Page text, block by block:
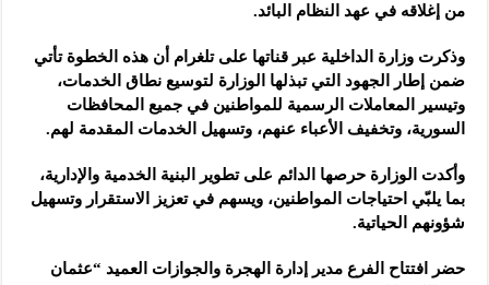
من إغلاقه في عهد النظام البائد.
وذكرت وزارة الداخلية عبر قناتها على تلغرام أن هذه الخطوة تأتي
ضمن إطار الجهود التي تبذلها الوزارة لتوسيع نطاق الخدمات،
وتيسير المعاملات الرسمية للمواطنين في جميع المحافظات
السورية، وتخفيف الأعباء عنهم، وتسهيل الخدمات المقدمة لهم.
وأكدت الوزارة حرصها الدائم على تطوير البنية الخدمية والإدارية،
بما يلبّي احتياجات المواطنين، ويسهم في تعزيز الاستقرار وتسهيل
شؤونهم الحياتية.
حضر افتتاح الفرع مدير إدارة الهجرة والجوازات العميد “عثمان